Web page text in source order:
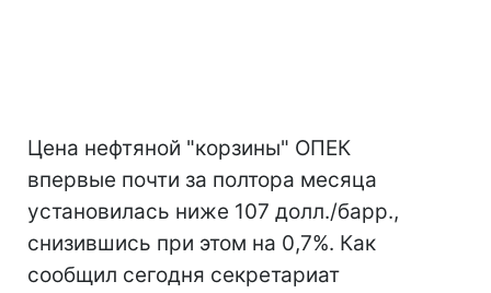
Цена нефтяной "корзины" ОПЕК
впервые почти за полтора месяца
установилась ниже 107 долл./барр.,
снизившись при этом на 0,7%. Как
сообщил сегодня секретариат